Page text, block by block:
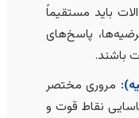
مستقیماً
پاسخ‌های
مختصر
نقاط قوت و